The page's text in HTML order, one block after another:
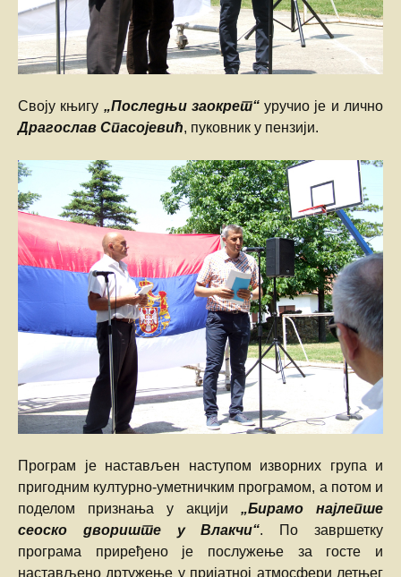
Своју књигу „Последњи заокрет“уручио је и лично
Драгослав Спасојевић, пуковник у пензији.
Програм је настављен наступом изворних група и
пригодним културно-уметничким програмом, а потом и
поделом признања у акцији „Бирамо најлепше
сеоско двориште у Влакчи“. По завршетку
програма приређено је послужење за госте и
настављено дртужење у пријатној атмосфери летњег